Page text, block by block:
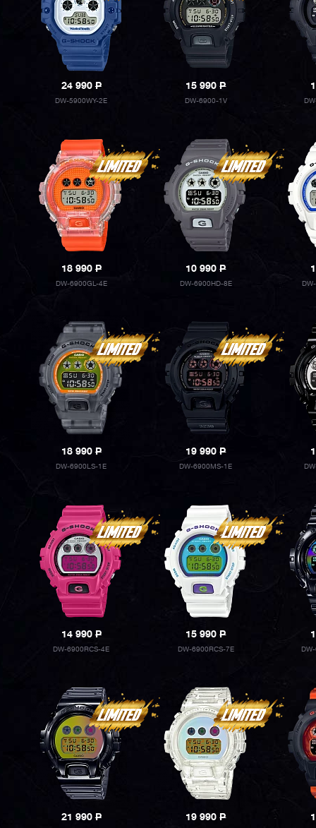
24 990P
DW-5900WY-2E
15 990P
DW-6900-1V
18 990P
DW-6900GL-4E
10 990P
DW-6900HD-8E
18 990P
DW-6900LS-1E
19 990P
DW-6900MS-1E
14 990P
DW-6900RCS-4E
15 990P
DW-6900RCS-7E
21 990P 19 990P